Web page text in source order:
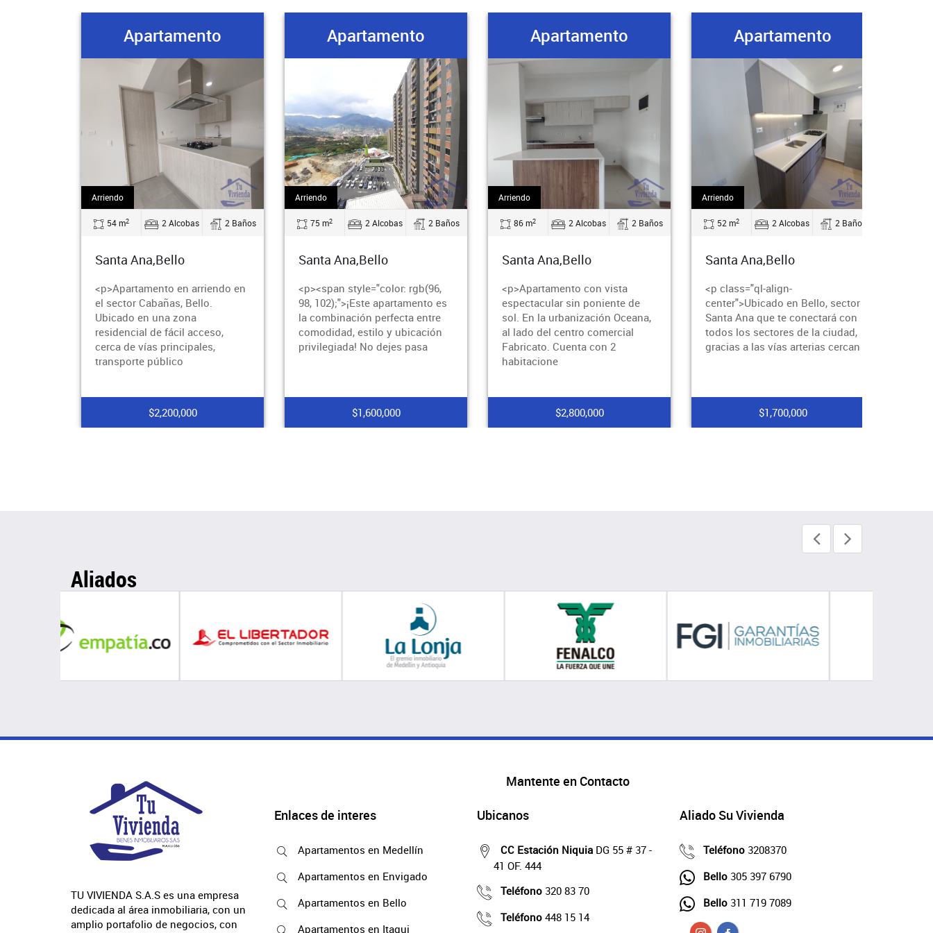
Apartamento
Arriendo
54 m2 2 Alcobas 2 Baños
Santa Ana,Bello
<p>Apartamento en arriendo en
el sector Cabañas, Bello.
Ubicado en una zona
residencial de fácil acceso,
cerca de vías principales,
transporte público
$2,200,000
Apartamento
Arriendo
75 m2 2 Alcobas 2 Baños
Santa Ana,Bello
<p><span style="color: rgb(96,
98, 102);">¡Este apartamento es
la combinación perfecta entre
comodidad, estilo y ubicación
privilegiada! No dejes pasa
$1,600,000
Apartamento
Arriendo
86 m2 2 Alcobas 2 Baños
Santa Ana,Bello
<p>Apartamento con vista
espectacular sin poniente de
sol. En la urbanización Oceana,
al lado del centro comercial
Fabricato. Cuenta con 2
habitacione
$2,800,000
Apartamento
Arriendo
52 m2 2 Alcobas 2 Baños
Santa Ana,Bello
<p class="ql-align-
center">Ubicado en Bello, sector
Santa Ana que te conectará con
todos los sectores de la ciudad,
gracias a las vías arterias cercan
$1,700,000
Aliados
TU VIVIENDA S.A.S es una empresa
dedicada al área inmobiliaria, con un
amplio portafolio de negocios, con
Mantente en Contacto
Enlaces de interes
Apartamentos en Medellín
Apartamentos en Envigado
Apartamentos en Bello
Apartamentos en Itagui
Ubicanos
CC Estación NiquiaDG 55 # 37 -
41 OF. 444
Teléfono320 83 70
Teléfono448 15 14
Aliado Su Vivienda
Teléfono 3208370
Bello 305 397 6790
Bello 311 719 7089